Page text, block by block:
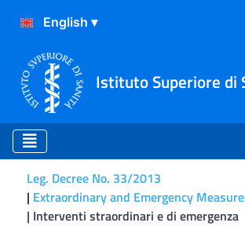
Istituto Superiore di
Leg. Decree No. 33/2013
Extraordinary and Emergency
Interventi straordinari e di emergenza